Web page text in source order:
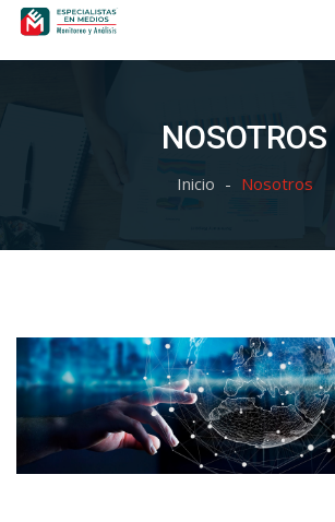
NOSOTROS
Inicio Nosotros